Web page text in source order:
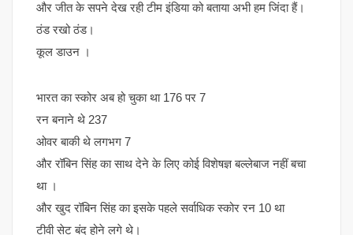
और जीत के सपने देख रही टीम इंडिया को बताया अभी हम जिंदा हैं।
ठंड रखो ठंड।
कूल डाउन ।
भारत का स्कोर अब हो चुका था 176 पर 7
रन बनाने थे 237
ओवर बाकी थे लगभग 7
और रॉबिन सिंह का साथ देने के लिए कोई विशेषज्ञ बल्लेबाज नहीं बचा
था ।
और खुद रॉबिन सिंह का इसके पहले सर्वाधिक स्कोर रन 10 था
टीवी सेट बंद होने लगे थे।